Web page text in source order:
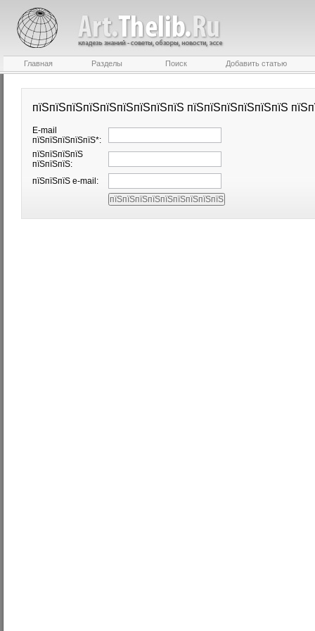
Главная Разделы Поиск Добавить статью
пїЅпїЅпїЅпїЅпїЅпїЅпїЅпїЅпїЅ пїЅпїЅпїЅпїЅпїЅпїЅ
E-mail
пїЅпїЅпїЅпїЅпїЅ*:
пїЅпїЅпїЅпїЅ
пїЅпїЅпїЅ:
пїЅпїЅпїЅ e-mail: